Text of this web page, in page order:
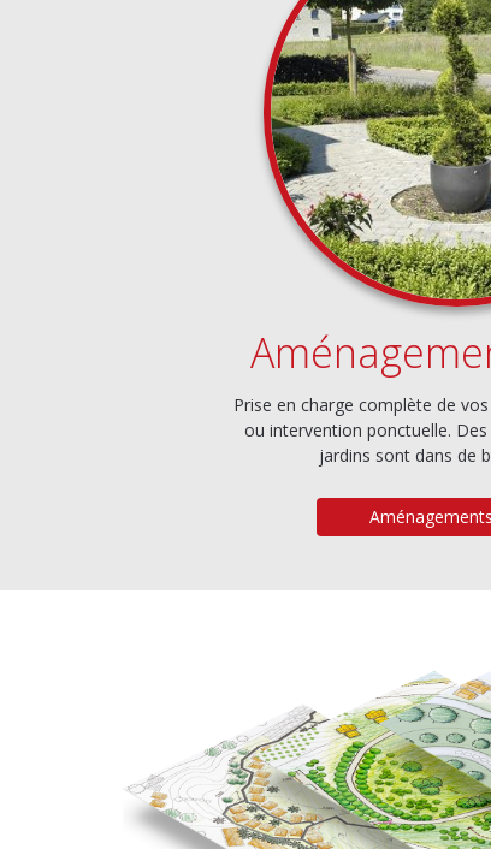
Prise en charge complète de
ou intervention ponctuelle.
jardins sont dans de